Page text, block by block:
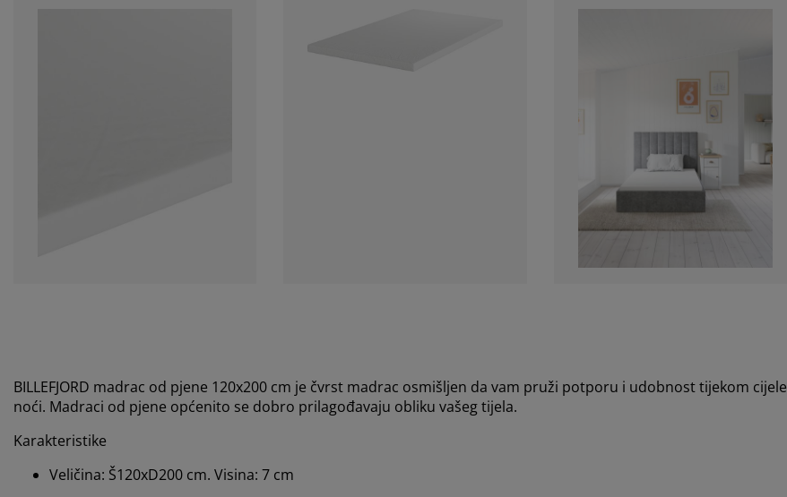
BILLEFJORD madrac od pjene 120x200 cm je čvrst madrac osmišljen da vam pruži potporu i udobnost tijekom cijele
noći. Madraci od pjene općenito se dobro prilagođavaju obliku vašeg tijela.
Karakteristike
Veličina: Š120xD200 cm. Visina: 7 cm